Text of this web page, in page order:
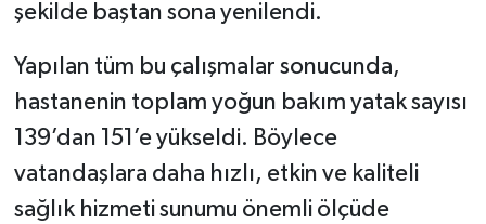
şekilde baştan sona yenilendi.
Yapılan tüm bu çalışmalar sonucunda,
hastanenin toplam yoğun bakım yatak sayısı
139’dan 151’e yükseldi. Böylece
vatandaşlara daha hızlı, etkin ve kaliteli
sağlık hizmeti sunumu önemli ölçüde